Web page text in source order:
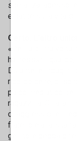
speranza, adesso,
e patite sulla vita di
Certo. L’altro
«Per la prima volta
ha nessun
Durante le indagini
ricordo bene, ci
palco mediatico
ragazzina. Chiara,
di aggressione
fratello e alla sua
genitore debba